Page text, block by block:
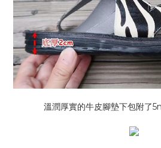
溫潤厚實的牛皮腳墊下包附了